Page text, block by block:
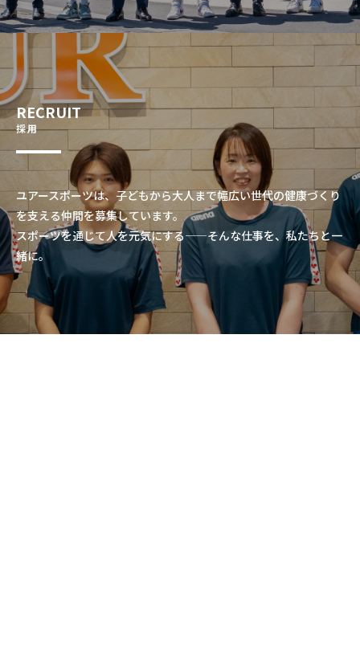
RECRUIT
採用
ユアースポーツは、子どもから大人まで幅広い世代の健康づくり
を支える仲間を募集しています。
スポーツを通じて人を元気にする——そんな仕事を、私たちと一
緒に。